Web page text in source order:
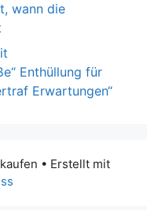
wann die
Enthüllung für
Erwartungen“
• Erstellt mit